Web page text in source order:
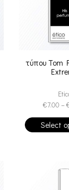
τύπου Tom
€7.00 –
Select